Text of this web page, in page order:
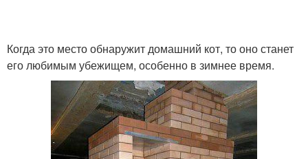
Когда это место обнаружит домашний кот, то оно станет
его любимым убежищем, особенно в зимнее время.